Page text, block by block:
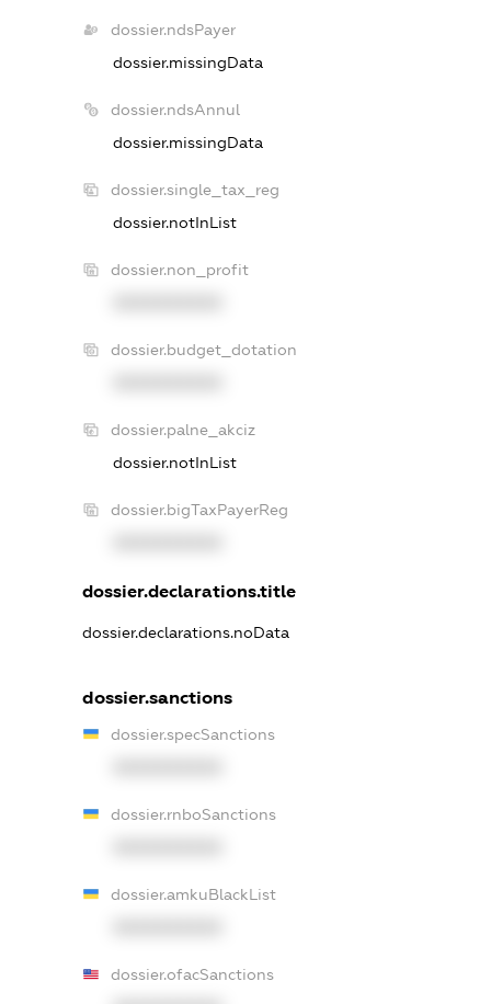
dossier.ndsPayer
dossier.missingData
dossier.ndsAnnul
dossier.missingData
dossier.single_tax_reg
dossier.notInList
dossier.non_profit
dossier.budget_dotation
dossier.palne_akciz
dossier.notInList
dossier.bigTaxPayerReg
dossier.declarations.title
dossier.declarations.noData
dossier.sanctions
dossier.specSanctions
dossier.rnboSanctions
dossier.amkuBlackList
dossier.ofacSanctions